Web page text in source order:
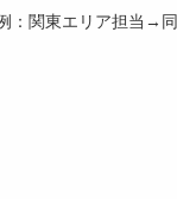
：関東エリア担当→